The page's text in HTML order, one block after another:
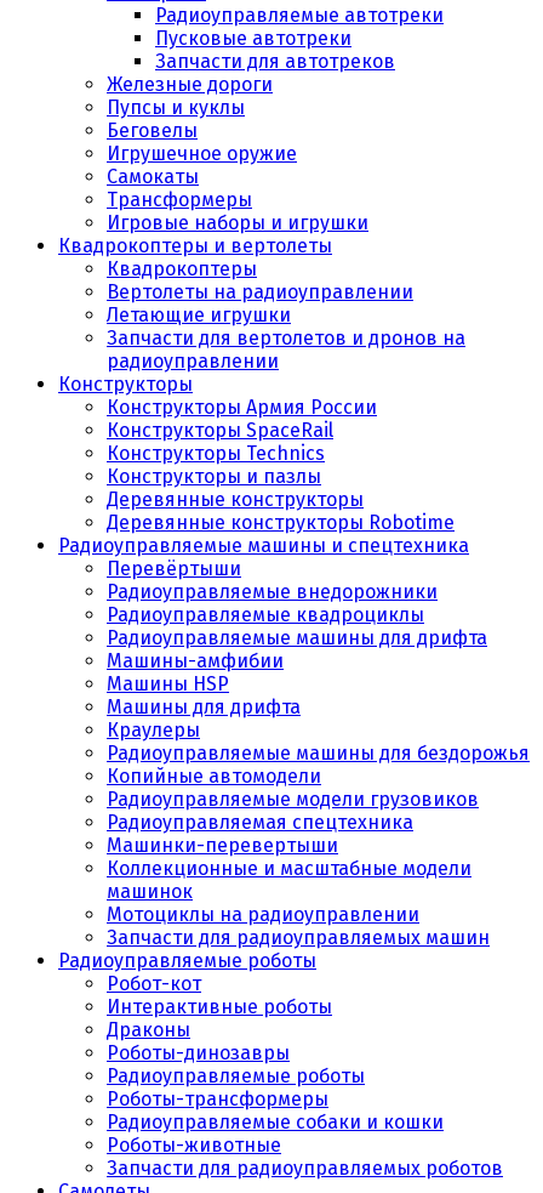
Радиоуправляемые автотреки
Пусковые автотреки
Запчасти для автотреков
Железные дороги
Пупсы и куклы
Беговелы
Игрушечное оружие
Самокаты
Трансформеры
Игровые наборы и игрушки
Квадрокоптеры и вертолеты
Квадрокоптеры
Вертолеты на радиоуправлении
Летающие игрушки
Запчасти для вертолетов и дронов на
радиоуправлении
Конструкторы
Конструкторы Армия России
Конструкторы SpaceRail
Конструкторы Technics
Конструкторы и пазлы
Деревянные конструкторы
Деревянные конструкторы Robotime
Радиоуправляемые машины и спецтехника
Перевёртыши
Радиоуправляемые внедорожники
Радиоуправляемые квадроциклы
Радиоуправляемые машины для дрифта
Машины-амфибии
Машины HSP
Машины для дрифта
Краулеры
Радиоуправляемые машины для бездорожья
Копийные автомодели
Радиоуправляемые модели грузовиков
Радиоуправляемая спецтехника
Машинки-перевертыши
Коллекционные и масштабные модели
машинок
Мотоциклы на радиоуправлении
Запчасти для радиоуправляемых машин
Радиоуправляемые роботы
Робот-кот
Интерактивные роботы
Драконы
Роботы-динозавры
Радиоуправляемые роботы
Роботы-трансформеры
Радиоуправляемые собаки и кошки
Роботы-животные
Запчасти для радиоуправляемых роботов